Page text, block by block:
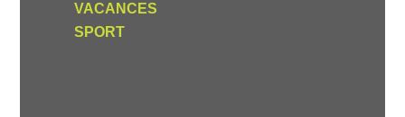
VACANCES
SPORT